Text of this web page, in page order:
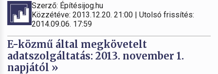
Szerző: Építésijog.hu
Közzétéve: 2013.12.20. 21:00 | Utolsó frissítés:
2014.09.06. 17:59
E-közmű által megkövetelt
adatszolgáltatás: 2013. november 1.
napjától »